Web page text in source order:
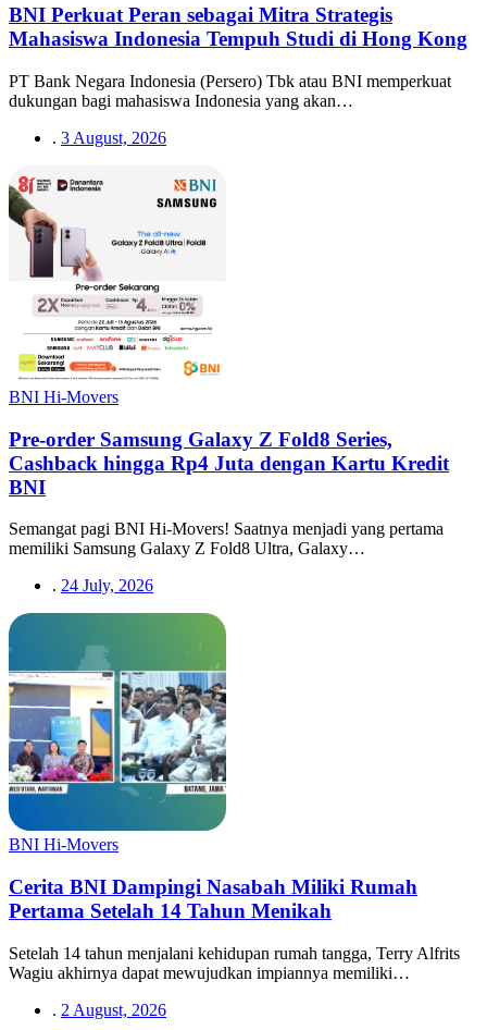
BNI Perkuat Peran sebagai Mitra Strategis
Mahasiswa Indonesia Tempuh Studi di Hong Kong
PT Bank Negara Indonesia (Persero) Tbk atau BNI memperkuat
dukungan bagi mahasiswa Indonesia yang akan…
. 3 August, 2026
BNI Hi-Movers
Pre-order Samsung Galaxy Z Fold8 Series,
Cashback hingga Rp4 Juta dengan Kartu Kredit
BNI
Semangat pagi BNI Hi-Movers! Saatnya menjadi yang pertama
memiliki Samsung Galaxy Z Fold8 Ultra, Galaxy…
. 24 July, 2026
BNI Hi-Movers
Cerita BNI Dampingi Nasabah Miliki Rumah
Pertama Setelah 14 Tahun Menikah
Setelah 14 tahun menjalani kehidupan rumah tangga, Terry Alfrits
Wagiu akhirnya dapat mewujudkan impiannya memiliki…
. 2 August, 2026